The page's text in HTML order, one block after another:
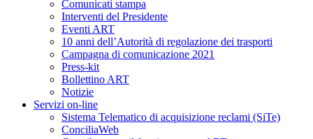
Comunicati stampa
Interventi del Presidente
Eventi ART
10 anni dell’Autorità di regolazione dei trasporti
Campagna di comunicazione 2021
Press-kit
Bollettino ART
Notizie
Servizi on-line
Sistema Telematico di acquisizione reclami (SiTe)
ConciliaWeb